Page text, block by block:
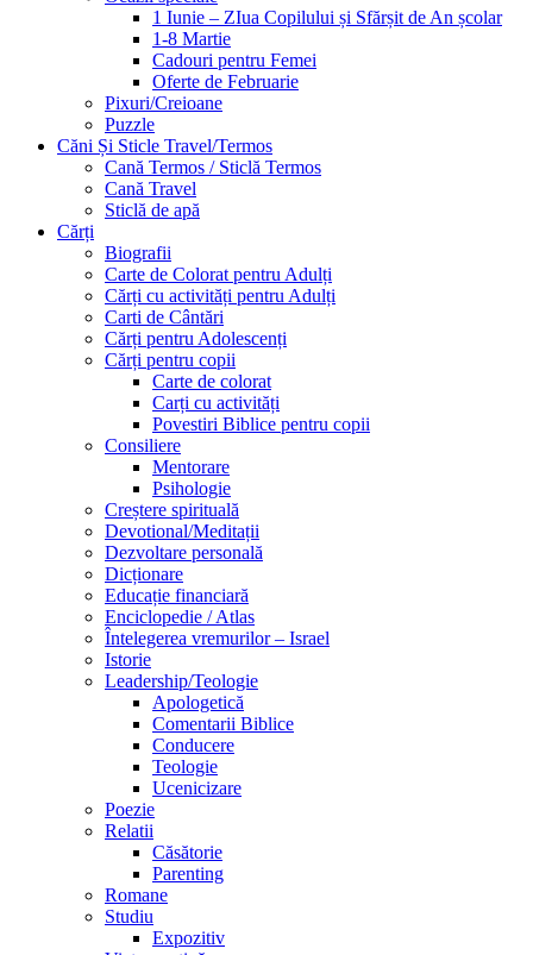
1 Iunie – ZIua Copilului și Sfărșit de An școlar
1-8 Martie
Cadouri pentru Femei
Oferte de Februarie
Pixuri/Creioane
Puzzle
Căni Și Sticle Travel/Termos
Cană Termos / Sticlă Termos
Cană Travel
Sticlă de apă
Cărți
Biografii
Carte de Colorat pentru Adulți
Cărți cu activități pentru Adulți
Carti de Cântări
Cărți pentru Adolescenți
Cărți pentru copii
Carte de colorat
Carți cu activități
Povestiri Biblice pentru copii
Consiliere
Mentorare
Psihologie
Creștere spirituală
Devotional/Meditații
Dezvoltare personală
Dicționare
Educație financiară
Enciclopedie / Atlas
Întelegerea vremurilor – Israel
Istorie
Leadership/Teologie
Apologetică
Comentarii Biblice
Conducere
Teologie
Ucenicizare
Poezie
Relatii
Căsătorie
Parenting
Romane
Studiu
Expozitiv